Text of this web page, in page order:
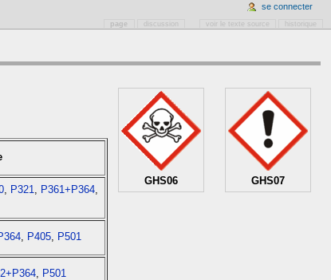
GHS07
GHS06
, P321, P361+P364,
, P405, P501
, P501
page discussion voir le texte source historique
se connecter